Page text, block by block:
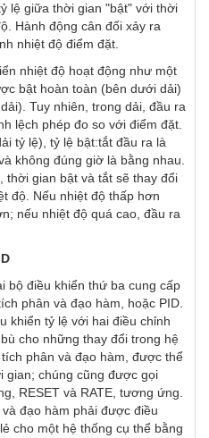
lệ giữa thời gian "bật" với thời
Hành động cân đối xảy ra
nhiệt độ điểm đặt.
nhiệt độ hoạt động như một
bật hoàn toàn (bên dưới dải)
Tuy nhiên, trong dải, đầu ra
lệch phép đo so với điểm đặt.
tỷ lệ), tỷ lệ bật:tắt đầu ra là
không đúng giờ là bằng nhau.
thời gian bật và tắt sẽ thay đổi
độ. Nếu nhiệt độ thấp hơn
nếu nhiệt độ quá cao, đầu ra
bộ điều khiển thứ ba cung cấp
phân và đạo hàm, hoặc PID.
khiển tỷ lệ với hai điều chỉnh
cho những thay đổi trong hệ
phân và đạo hàm, được thể
gian; chúng cũng được gọi
RESET và RATE, tương ứng.
đạo hàm phải được điều
cho một hệ thống cụ thể bằng